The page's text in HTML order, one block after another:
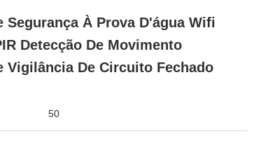
Segurança À Prova D'água Wifi
Detecção De Movimento
Vigilância De Circuito Fechado
50